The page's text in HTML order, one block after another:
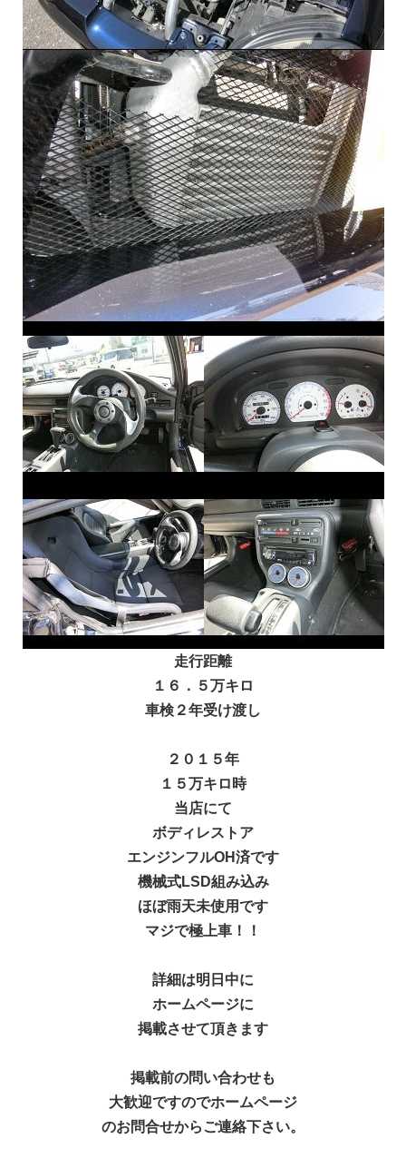
走行距離
１６．５万キロ
車検２年受け渡し
２０１５年
１５万キロ時
当店にて
ボディレストア
エンジンフルOH済です
機械式LSD組み込み
ほぼ雨天未使用です
マジで極上車！！
詳細は明日中に
ホームページに
掲載させて頂きます
掲載前の問い合わせも
大歓迎ですのでホームページ
のお問合せからご連絡下さい。